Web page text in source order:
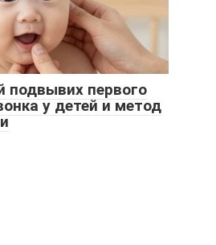
подвывих первого
у детей и метод